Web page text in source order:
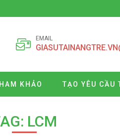
EMAIL
KHẢO TẠO YÊU CẦU
LCM